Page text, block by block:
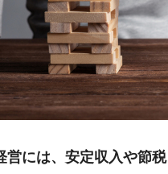
営には、安定収入や節